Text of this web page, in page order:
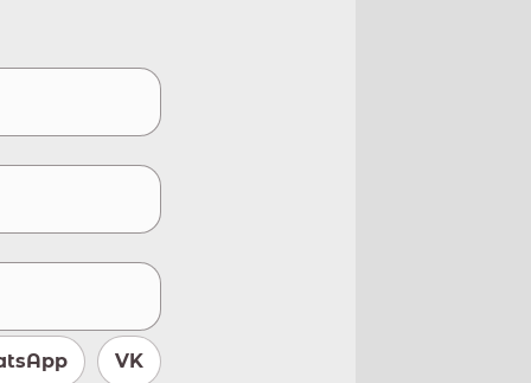
VK